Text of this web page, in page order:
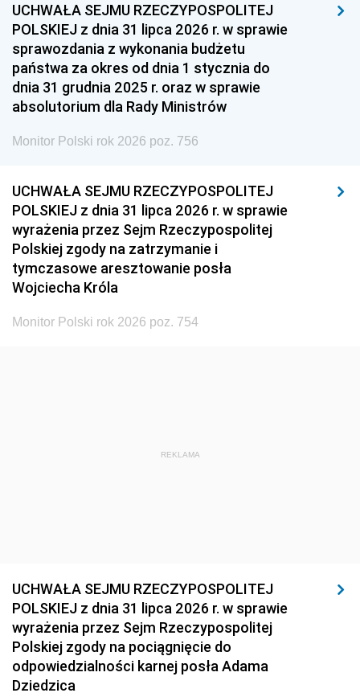
1939 1938 1937
1936 1930
UCHWAŁA SEJMU RZECZYPOSPOLITEJ
POLSKIEJ z dnia 31 lipca 2026 r. w sprawie
sprawozdania z wykonania budżetu
państwa za okres od dnia 1 stycznia do
dnia 31 grudnia 2025 r. oraz w sprawie
absolutorium dla Rady Ministrów
Monitor Polski rok 2026 poz. 756
UCHWAŁA SEJMU RZECZYPOSPOLITEJ
POLSKIEJ z dnia 31 lipca 2026 r. w sprawie
wyrażenia przez Sejm Rzeczypospolitej
Polskiej zgody na zatrzymanie i
tymczasowe aresztowanie posła
Wojciecha Króla
Monitor Polski rok 2026 poz. 754
REKLAMA
UCHWAŁA SEJMU RZECZYPOSPOLITEJ
POLSKIEJ z dnia 31 lipca 2026 r. w sprawie
wyrażenia przez Sejm Rzeczypospolitej
Polskiej zgody na pociągnięcie do
odpowiedzialności karnej posła Adama
Dziedzica